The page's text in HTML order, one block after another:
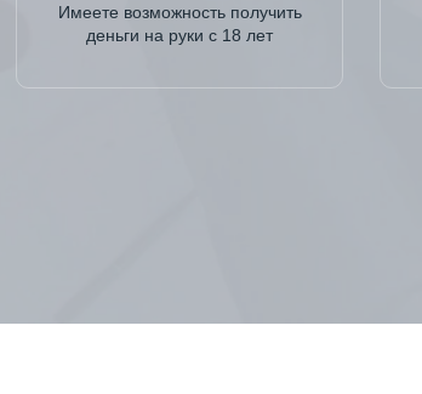
Имеете возможность получить
деньги на руки с 18 лет